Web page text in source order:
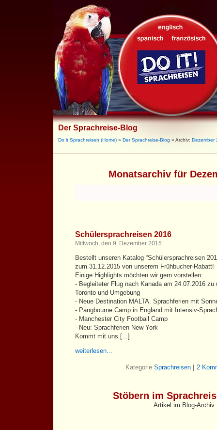
Der Sprachreise-Blog
Do it Sprachreisen (Home) » Der Sprachreise-Blog » Archiv: Dezember
Monatsarchiv für
Schülersprachreisen 2016
Mittwoch, den 9. Dezember 2015
Bestellt unseren Katalog “Schülersprachreisen
zum 31.12.2015 von unserem Frühbucher-Rabatt!
Einige Highlights möchten wir gern vorstellen:
- Begleiteter Flug nach Kanada am 24.07.2016
Toronto und Umgebung
- Neue Destination MALTA. Sprachferien mit
- Pangbourne Camp in England mit Intensiv-
- Manchester City Football Camp
- Neu: Sprachferien New York
Kommt mit uns [...]
weiterlesen...
Kategorie Sprachreisen 2
Stöbern im
Artikel im Blog-Archiv